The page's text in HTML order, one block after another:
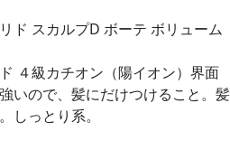
４級カチオン（陽イオン）界面
いので、髪にだけつけること。髪
しっとり系。